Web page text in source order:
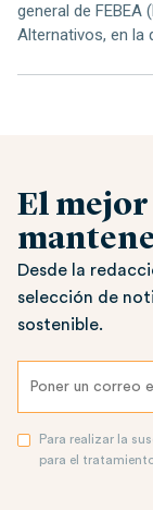
general de FEBEA
Alternativos, en la
El mejor
Desde la
selección de
sostenible.
Para realizar la
para el